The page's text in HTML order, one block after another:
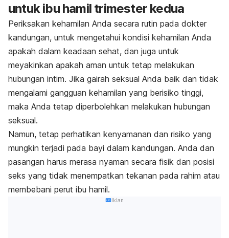
untuk ibu hamil trimester kedua
Periksakan kehamilan Anda secara rutin pada dokter
kandungan, untuk mengetahui kondisi kehamilan Anda
apakah dalam keadaan sehat, dan juga untuk
meyakinkan apakah aman untuk tetap melakukan
hubungan intim. Jika gairah seksual Anda baik dan tidak
mengalami gangguan kehamilan yang berisiko tinggi,
maka Anda tetap diperbolehkan melakukan hubungan
seksual.
Namun, tetap perhatikan kenyamanan dan risiko yang
mungkin terjadi pada bayi dalam kandungan. Anda dan
pasangan harus merasa nyaman secara fisik dan posisi
seks yang tidak menempatkan tekanan pada rahim atau
membebani perut ibu hamil.
Iklan